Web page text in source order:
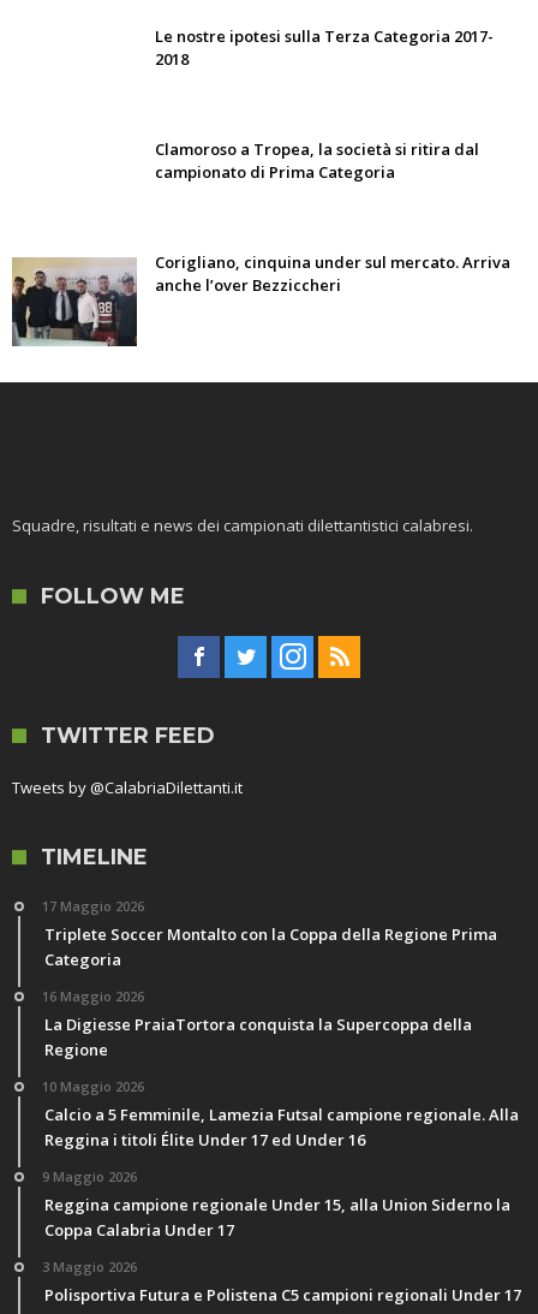
Le nostre ipotesi sulla Terza Categoria 2017-
2018
Clamoroso a Tropea, la società si ritira dal
campionato di Prima Categoria
Corigliano, cinquina under sul mercato. Arriva
anche l’over Bezziccheri
Squadre, risultati e news dei campionati dilettantistici calabresi.
FOLLOW ME
TWITTER FEED
Tweets by @CalabriaDilettanti.it
TIMELINE
17 Maggio 2026
Triplete Soccer Montalto con la Coppa della Regione Prima
Categoria
16 Maggio 2026
La Digiesse PraiaTortora conquista la Supercoppa della
Regione
10 Maggio 2026
Calcio a 5 Femminile, Lamezia Futsal campione regionale. Alla
Reggina i titoli Élite Under 17 ed Under 16
9 Maggio 2026
Reggina campione regionale Under 15, alla Union Siderno la
Coppa Calabria Under 17
3 Maggio 2026
Polisportiva Futura e Polistena C5 campioni regionali Under 17